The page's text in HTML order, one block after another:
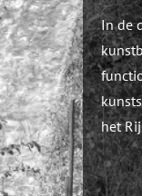
In de
het